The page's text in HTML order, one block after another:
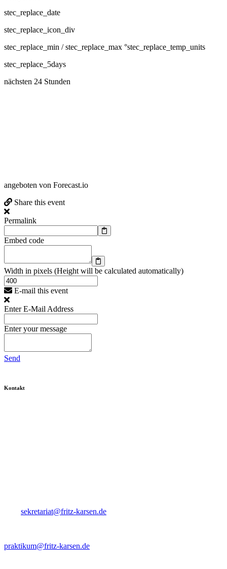
stec_replace_date
stec_replace_icon_div
stec_replace_min / stec_replace_max °stec_replace_temp_units
stec_replace_5days
nächsten 24 Stunden
angeboten von Forecast.io
Share this event
Permalink
Embed code
Width in pixels (Height will be calculated automatically)
E-mail this event
Enter E-Mail Address
Enter your message
Send
Kontakt
sekretariat@fritz-karsen.de
praktikum@fritz-karsen.de